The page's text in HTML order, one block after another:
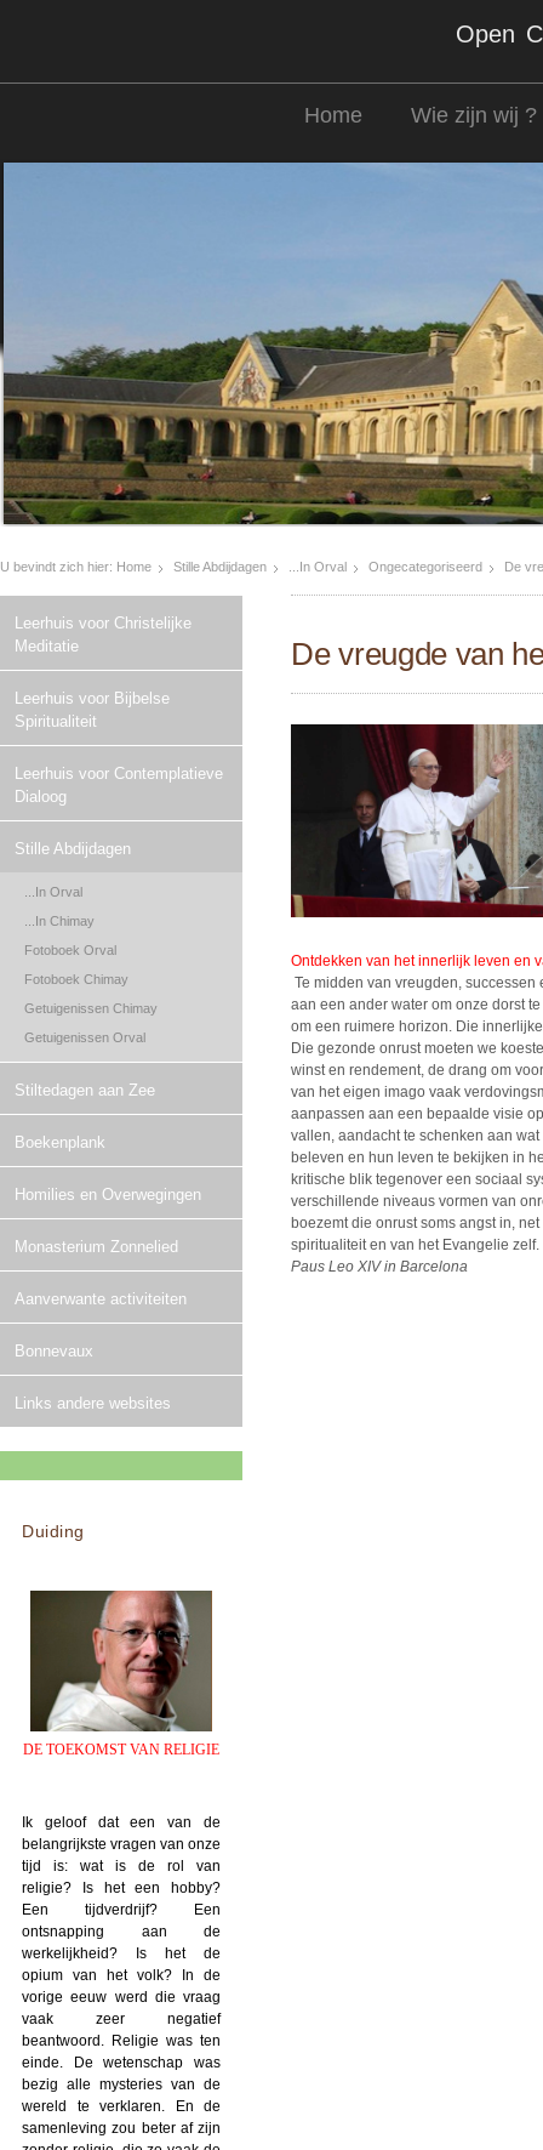
Open
Home Wie zijn wij ?
U bevindt zich hier: Home Stille Abdijdagen ...In Orval Ongecategoriseerd De
Leerhuis voor Christelijke
Meditatie
Leerhuis voor Bijbelse
Spiritualiteit
Leerhuis voor Contemplatieve
Dialoog
Stille Abdijdagen
...In Orval
...In Chimay
Fotoboek Orval
Fotoboek Chimay
Getuigenissen Chimay
Getuigenissen Orval
Stiltedagen aan Zee
Boekenplank
Homilies en Overwegingen
Monasterium Zonnelied
Aanverwante activiteiten
Bonnevaux
Links andere websites
Duiding
DE TOEKOMST VAN RELIGIE
Ik geloof dat een van de
belangrijkste vragen van onze
tijd is: wat is de rol van
religie? Is het een hobby?
Een tijdverdrijf? Een
ontsnapping aan de
werkelijkheid? Is het de
opium van het volk? In de
vorige eeuw werd die vraag
vaak zeer negatief
beantwoord. Religie was ten
einde. De wetenschap was
bezig alle mysteries van de
wereld te verklaren. En de
samenleving zou beter af zijn
De vreugde van
Ontdekken van het innerlijk leven en
Te midden van vreugden,
aan een ander water om onze dorst
om een ruimere horizon. Die
Die gezonde onrust moeten we
winst en rendement, de drang om
van het eigen imago vaak
aanpassen aan een bepaalde visie
vallen, aandacht te schenken aan
beleven en hun leven te bekijken in
kritische blik tegenover een sociaal
verschillende niveaus vormen van
boezemt die onrust soms angst in,
spiritualiteit en van het Evangelie zelf.
Paus Leo XIV in Barcelona